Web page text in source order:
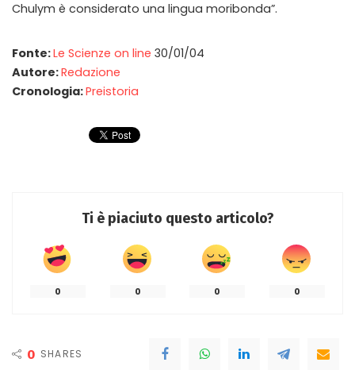
Chulym è considerato una lingua moribonda”.
Fonte:Le Scienze on line 30/01/04
Autore:Redazione
Cronologia:Preistoria
Ti è piaciuto questo articolo?
0 0 0 0
0 SHARES